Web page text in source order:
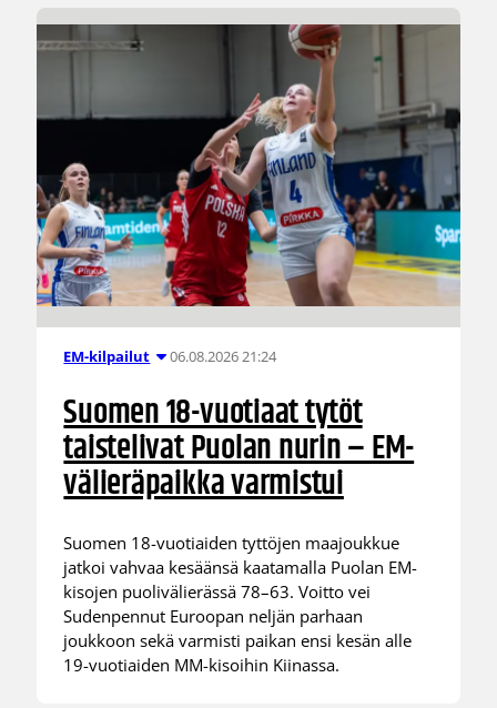
EM-kilpailut 06.08.2026 21:24
Suomen 18-vuotiaat tytöt
taistelivat Puolan nurin – EM-
välieräpaikka varmistui
Suomen 18-vuotiaiden tyttöjen maajoukkue
jatkoi vahvaa kesäänsä kaatamalla Puolan EM-
kisojen puolivälierässä 78–63. Voitto vei
Sudenpennut Euroopan neljän parhaan
joukkoon sekä varmisti paikan ensi kesän alle
19-vuotiaiden MM-kisoihin Kiinassa.